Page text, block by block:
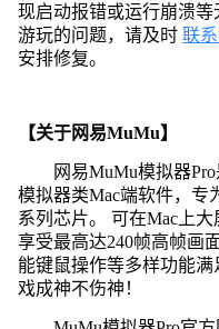
现启动报错或运行崩溃
游玩的问题，请及时 联系
安排修复。
【关于网易MuMu】
网易MuMu模拟器
模拟器类Mac端软件，专
系列芯片。 可在Mac上
享受最高达240帧高帧画
能键鼠操作等多样功能
戏成神不伤神！